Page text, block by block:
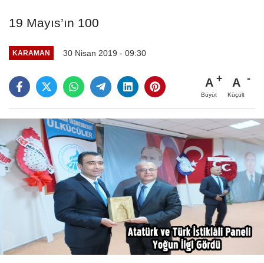
19 Mayıs’ın 100
KARAMAN 30 Nisan 2019 - 09:30
A
Büyüt
A
Küçült